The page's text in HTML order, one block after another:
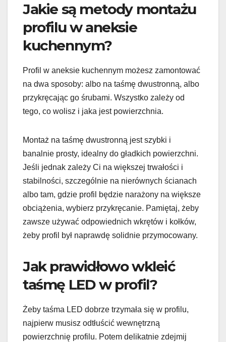
Jakie są metody montażu
profilu w aneksie
kuchennym?
Profil w aneksie kuchennym możesz zamontować
na dwa sposoby: albo na taśmę dwustronną, albo
przykręcając go śrubami. Wszystko zależy od
tego, co wolisz i jaka jest powierzchnia.
Montaż na taśmę dwustronną jest szybki i
banalnie prosty, idealny do gładkich powierzchni.
Jeśli jednak zależy Ci na większej trwałości i
stabilności, szczególnie na nierównych ścianach
albo tam, gdzie profil będzie narażony na większe
obciążenia, wybierz przykręcanie. Pamiętaj, żeby
zawsze używać odpowiednich wkrętów i kołków,
żeby profil był naprawdę solidnie przymocowany.
Jak prawidłowo wkleić
taśmę LED w profil?
Żeby taśma LED dobrze trzymała się w profilu,
najpierw musisz odtłuścić wewnętrzną
powierzchnię profilu. Potem delikatnie zdejmij